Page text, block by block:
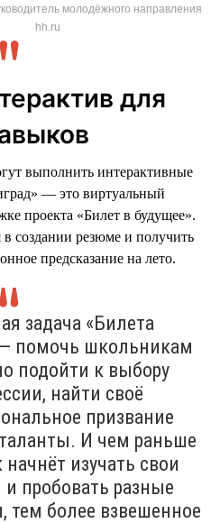
молодёжного направления
hh.ru
для
выполнить интерактивные
— это виртуальный
проекта «Билет в будущее».
создании резюме и получить
предсказание на лето.
задача «Билета
— помочь школьникам
подойти к выбору
найти своё
призвание
И чем раньше
начнёт изучать свои
и пробовать разные
тем более взвешенное